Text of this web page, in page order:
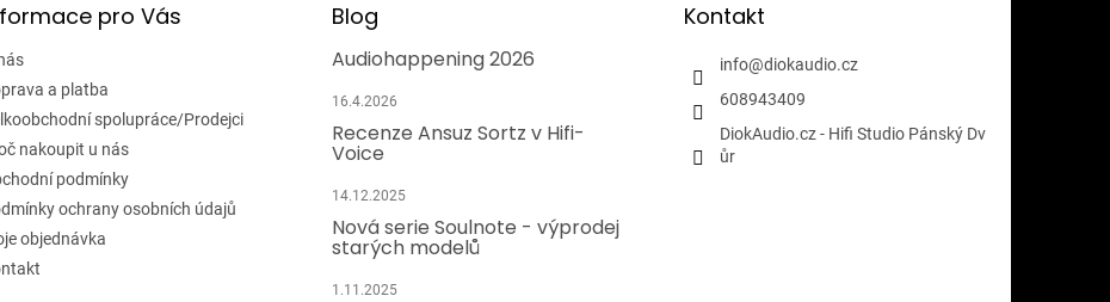
pro Vás
a platba
spolupráce/Prodejci
nakoupit u nás
podmínky
ochrany osobních údajů
objednávka
Blog
Audiohappening 2026
16.4.2026
Recenze Ansuz Sortz v Hifi-
Voice
14.12.2025
Nová serie Soulnote - výprodej
starých modelů
1.11.2025
Kontakt
info@diokaudio.cz
608943409
DiokAudio.cz - Hifi Studio Pánský Dv
ůr